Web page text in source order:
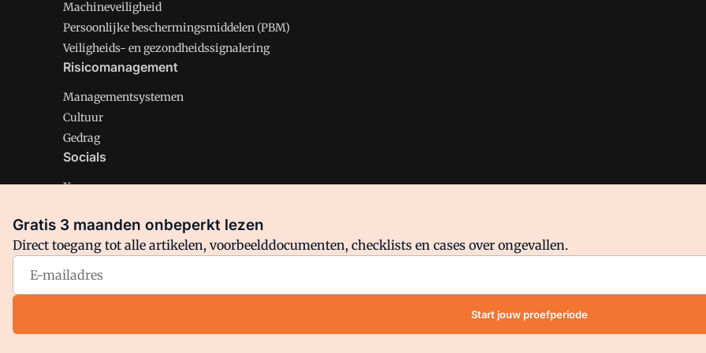
Machineveiligheid
Persoonlijke beschermingsmiddelen (PBM)
Veiligheids- en gezondheidssignalering
Risicomanagement
Managementsystemen
Cultuur
Gedrag
Socials
X
Facebook
Arbo is onderdeel van VMN media. Lees inons manifestwaar VMN media voor staat. Op gebruik van deze site zijn de
Gratis 3 maanden onbeperkt lezen
Direct toegang tot alle artikelen, voorbeelddocumenten, checklists en cases over ongevallen.
Start jouw proefperiode